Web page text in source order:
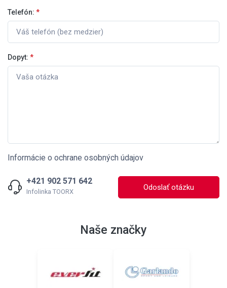
Telefón: *
Dopyt: *
Informácie o ochrane osobných údajov
+421 902 571 642
Infolinka TOORX Odoslať otázku
Naše značky